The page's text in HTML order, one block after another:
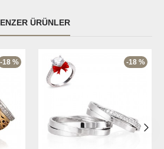
ÜRÜNLER
-18 % -18 %